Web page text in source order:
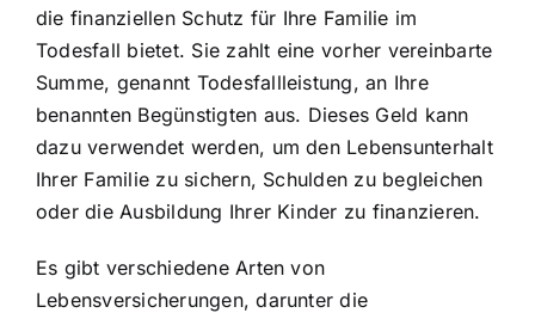
die finanziellen Schutz für Ihre Familie im
Todesfall bietet. Sie zahlt eine vorher vereinbarte
Summe, genannt Todesfallleistung, an Ihre
benannten Begünstigten aus. Dieses Geld kann
dazu verwendet werden, um den Lebensunterhalt
Ihrer Familie zu sichern, Schulden zu begleichen
oder die Ausbildung Ihrer Kinder zu finanzieren.
Es gibt verschiedene Arten von
Lebensversicherungen, darunter die